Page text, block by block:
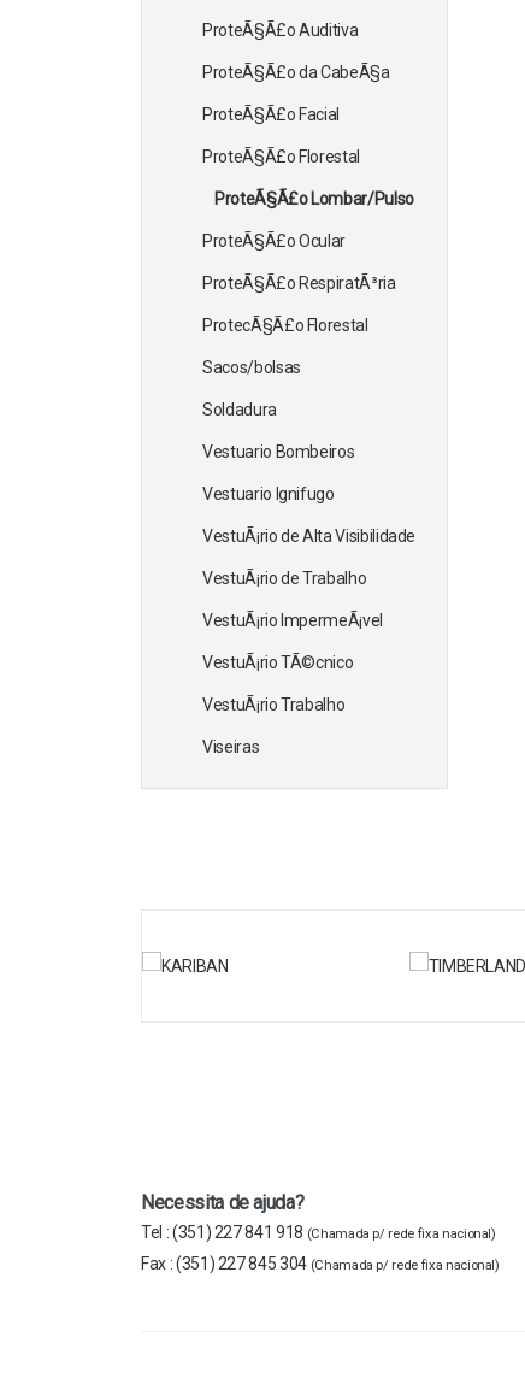
ProteÃ§Ã£o Auditiva
ProteÃ§Ã£o da CabeÃ§a
ProteÃ§Ã£o Facial
ProteÃ§Ã£o Florestal
ProteÃ§Ã£o Lombar/Pulso
ProteÃ§Ã£o Ocular
ProteÃ§Ã£o RespiratÃ³ria
ProtecÃ§Ã£o Florestal
Sacos/bolsas
Soldadura
Vestuario Bombeiros
Vestuario Ignifugo
VestuÃ¡rio de Alta Visibilidade
VestuÃ¡rio de Trabalho
VestuÃ¡rio ImpermeÃ¡vel
VestuÃ¡rio TÃ©cnico
VestuÃ¡rio Trabalho
Viseiras
Necessita de ajuda?
Tel :(351) 227 841 918 (Chamada p/ rede fixa nacional)
Fax :(351) 227 845 304 (Chamada p/ rede fixa nacional)